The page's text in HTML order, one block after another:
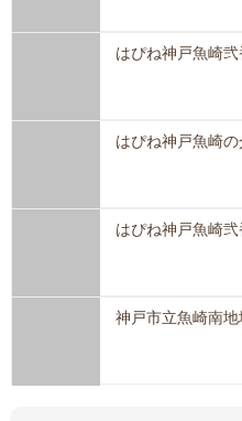
はぴね神戸魚崎
はぴね神戸魚崎の
はぴね神戸魚崎
神戸市立魚崎南